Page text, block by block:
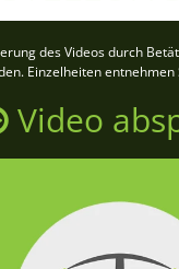
des Videos durch
Einzelheiten entnehmen
Video